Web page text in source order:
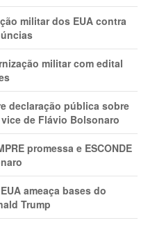
militar dos EUA contra
militar com edital
declaração pública sobre
de Flávio Bolsonaro
promessa e ESCONDE
ameaça bases do
Trump